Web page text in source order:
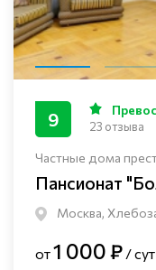
Частные дома
Пансионат
Москва,
9 23 отзыва
от1 000 ₽ /